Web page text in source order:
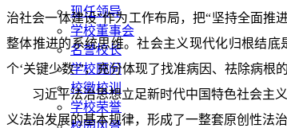
现任领导
学校董事会
名誉校长
学校顾问
校徽校训
学校荣誉
治社会一体建设”作为工作布局，把“坚持全面推
整体推进的系统思维。社会主义现代化归根结
个‘关键少数’”，充分体现了找准病因、祛除病根
习近平法治思想立足新时代中国特色社会主
义法治发展的基本规律，形成了一整套原创性法